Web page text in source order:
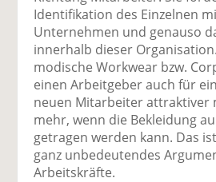
Identifikation des Einzelnen
Unternehmen und genauso
innerhalb dieser
modische Workwear bzw.
einen Arbeitgeber auch für
neuen Mitarbeiter attraktiver
mehr, wenn die Bekleidung
getragen werden kann. Das
ganz unbedeutendes
Arbeitskräfte.